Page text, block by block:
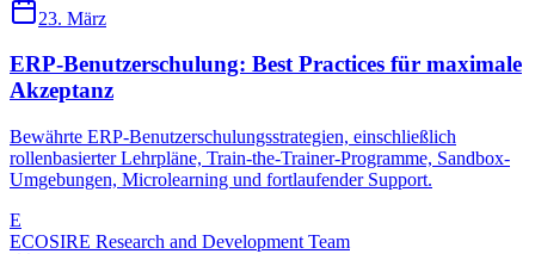
23. März
ERP-Benutzerschulung: Best Practices für maximale
Akzeptanz
Bewährte ERP-Benutzerschulungsstrategien, einschließlich
rollenbasierter Lehrpläne, Train-the-Trainer-Programme, Sandbox-
Umgebungen, Microlearning und fortlaufender Support.
E
ECOSIRE Research and Development Team